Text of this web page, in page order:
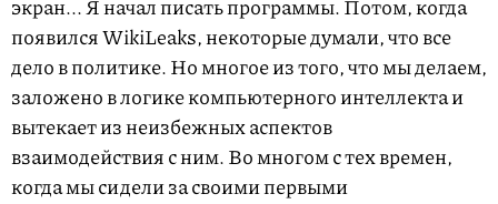
экран... Я начал писать программы. Потом, когда
появился WikiLeaks, некоторые думали, что все
дело в политике. Но многое из того, что мы делаем,
заложено в логике компьютерного интеллекта и
вытекает из неизбежных аспектов
взаимодействия с ним. Во многом с тех времен,
когда мы сидели за своими первыми